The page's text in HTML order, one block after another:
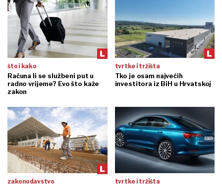
što i kako
Računa li se službeni put u
radno vrijeme? Evo što kaže
zakon
tvrtke i tržišta
Tko je osam najvećih
investitora iz BiH u Hrvatskoj
zakonodavstvo tvrtke i tržišta